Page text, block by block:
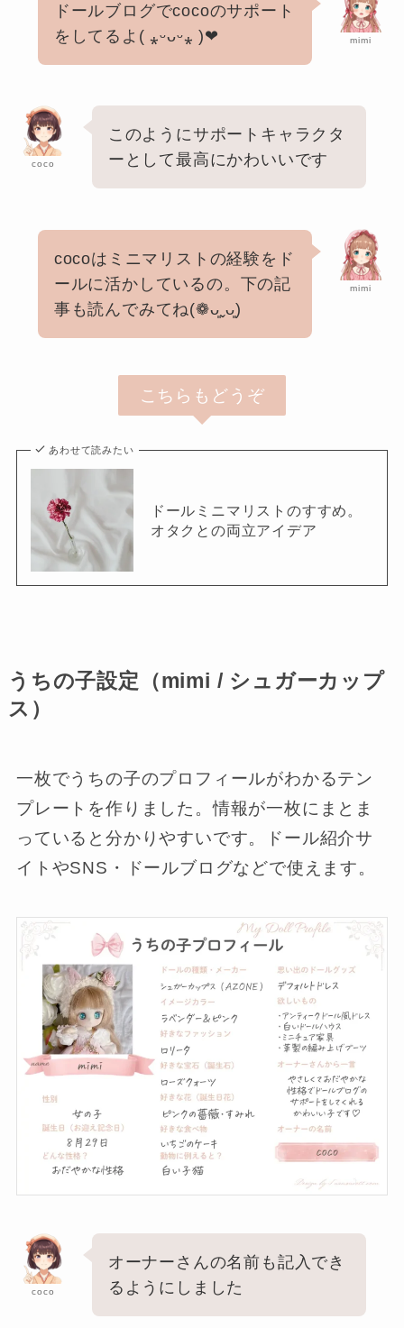
mimi
ドールブログでcocoのサポート
をしてるよ( ⁎ᵕᴗᵕ⁎ )❤︎
coco
このようにサポートキャラクタ
ーとして最高にかわいいです
mimi
cocoはミニマリストの経験をド
ールに活かしているの。下の記
事も読んでみてね(❁ᴗ͈ˬᴗ͈)
こちらもどうぞ
あわせて読みたい
ドールミニマリストのすすめ。
オタクとの両立アイデア
うちの子設定（mimi / シュガーカップ
ス）
一枚でうちの子のプロフィールがわかるテン
プレートを作りました。情報が一枚にまとま
っていると分かりやすいです。ドール紹介サ
イトやSNS・ドールブログなどで使えます。
coco
オーナーさんの名前も記入でき
るようにしました